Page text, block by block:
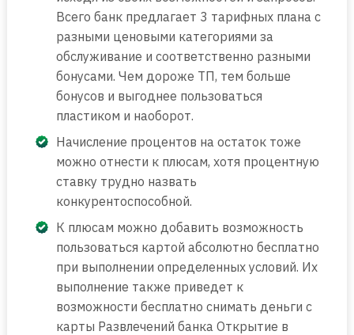
Всего банк предлагает 3 тарифных плана с
разными ценовыми категориями за
обслуживание и соответственно разными
бонусами. Чем дороже ТП, тем больше
бонусов и выгоднее пользоваться
пластиком и наоборот.
Начисление процентов на остаток тоже
можно отнести к плюсам, хотя процентную
ставку трудно назвать
конкурентоспособной.
К плюсам можно добавить возможность
пользоваться картой абсолютно бесплатно
при выполнении определенных условий. Их
выполнение также приведет к
возможности бесплатно снимать деньги с
карты Развлечений банка Открытие в